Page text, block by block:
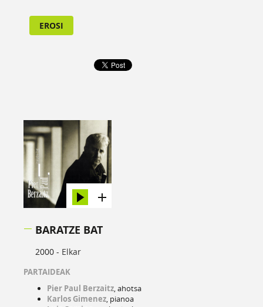
EROSI
BARATZE BAT
2000 - Elkar
PARTAIDEAK
Pier Paul Berzaitz, ahotsa
Karlos Gimenez, pianoa